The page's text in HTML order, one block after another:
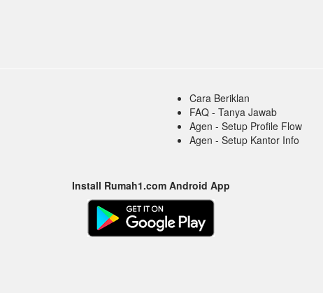
Cara Beriklan
FAQ - Tanya Jawab
Agen - Setup Profile Flow
Agen - Setup Kantor Info
Install Rumah1.com Android App